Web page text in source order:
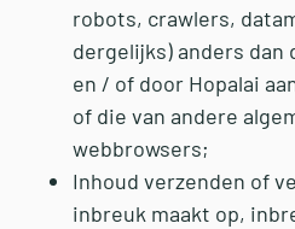
robots, crawlers,
dergelijks) anders
en / of door Hopalai
of die van andere
webbrowsers;
Inhoud verzenden of
inbreuk maakt op,